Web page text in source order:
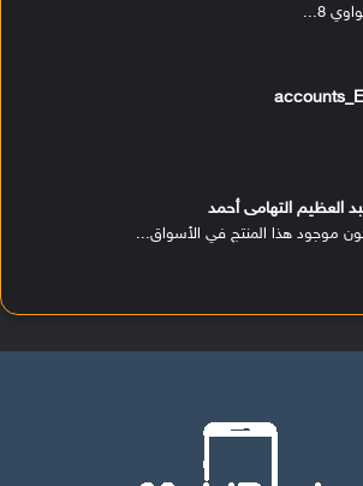
8...
العظيم التهامى أحمد
موجود هذا المنتج في الأسواق...